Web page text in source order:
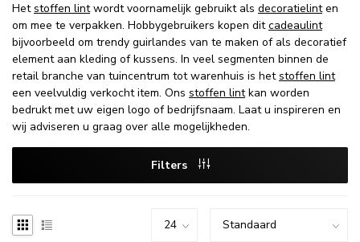
Hetstoffen lintwordt voornamelijk gebruikt als decoratielinten
om mee te verpakken. Hobbygebruikers kopen ditcadeaulint
bijvoorbeeld om trendy guirlandes van te maken of als decoratief
element aan kleding of kussens. In veel segmenten binnen de
retail branche van tuincentrum tot warenhuis is hetstoffen lint
een veelvuldig verkocht item. Ons stoffen lintkan worden
bedrukt met uw eigen logo of bedrijfsnaam. Laat u inspireren en
wij adviseren u graag over alle mogelijkheden.
Filters